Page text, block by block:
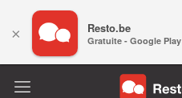
× Resto.be
Gratuite - Google Play